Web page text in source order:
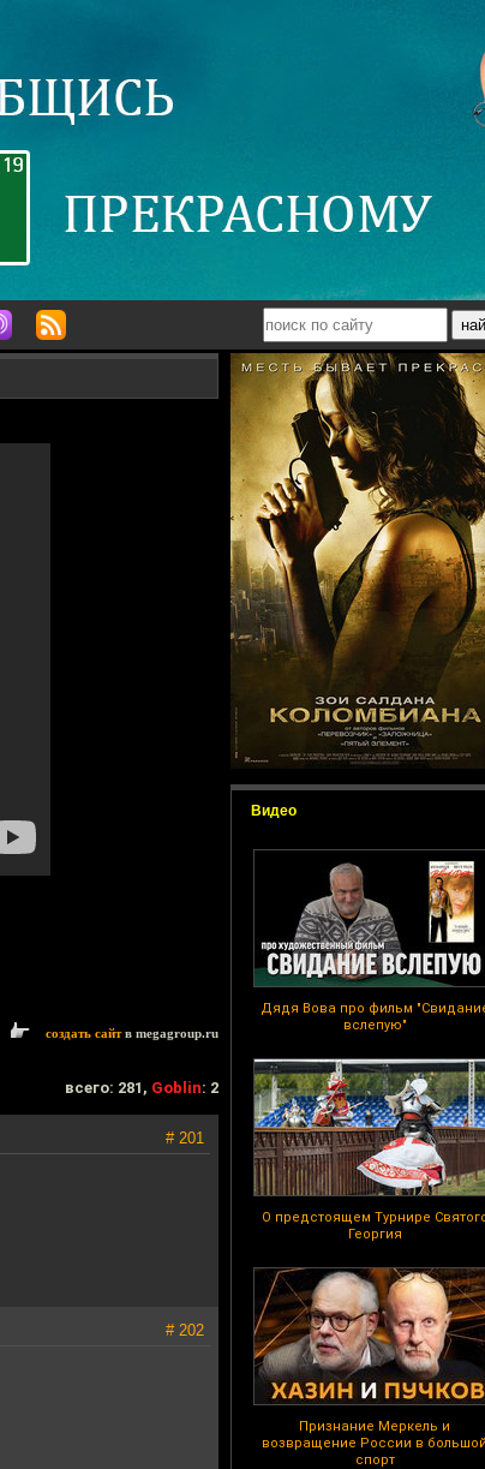
Видео
Дядя Вова про фильм
вслепую"
О предстоящем Турнире
Георгия
Признание Меркель и
возвращение России в
спорт
создать сайтв megagroup.ru
всего: 281, Goblin: 2
# 201
# 202